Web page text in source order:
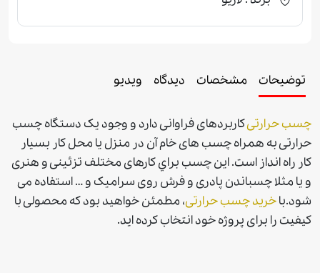
توضیحات مشخصات دیدگاه ویدیو
چسب حرارتیکاربردهای فراوانی دارد و وجود یک دستگاه چسب
حرارتی به همراه چسب های خام آن در منزل یا محل کار بسیار
کار راه انداز است. اين چسب براي كارهای مختلف تزئینی و هنری
و یا مثلا چسباندن پادری و فرش روی سرامیک و … استفاده می
شود.باخريد چسب حرارتی، مطمئن خواهيد بود كه محصولی با
كيفيت را برای پروژه خود انتخاب كرده ايد.